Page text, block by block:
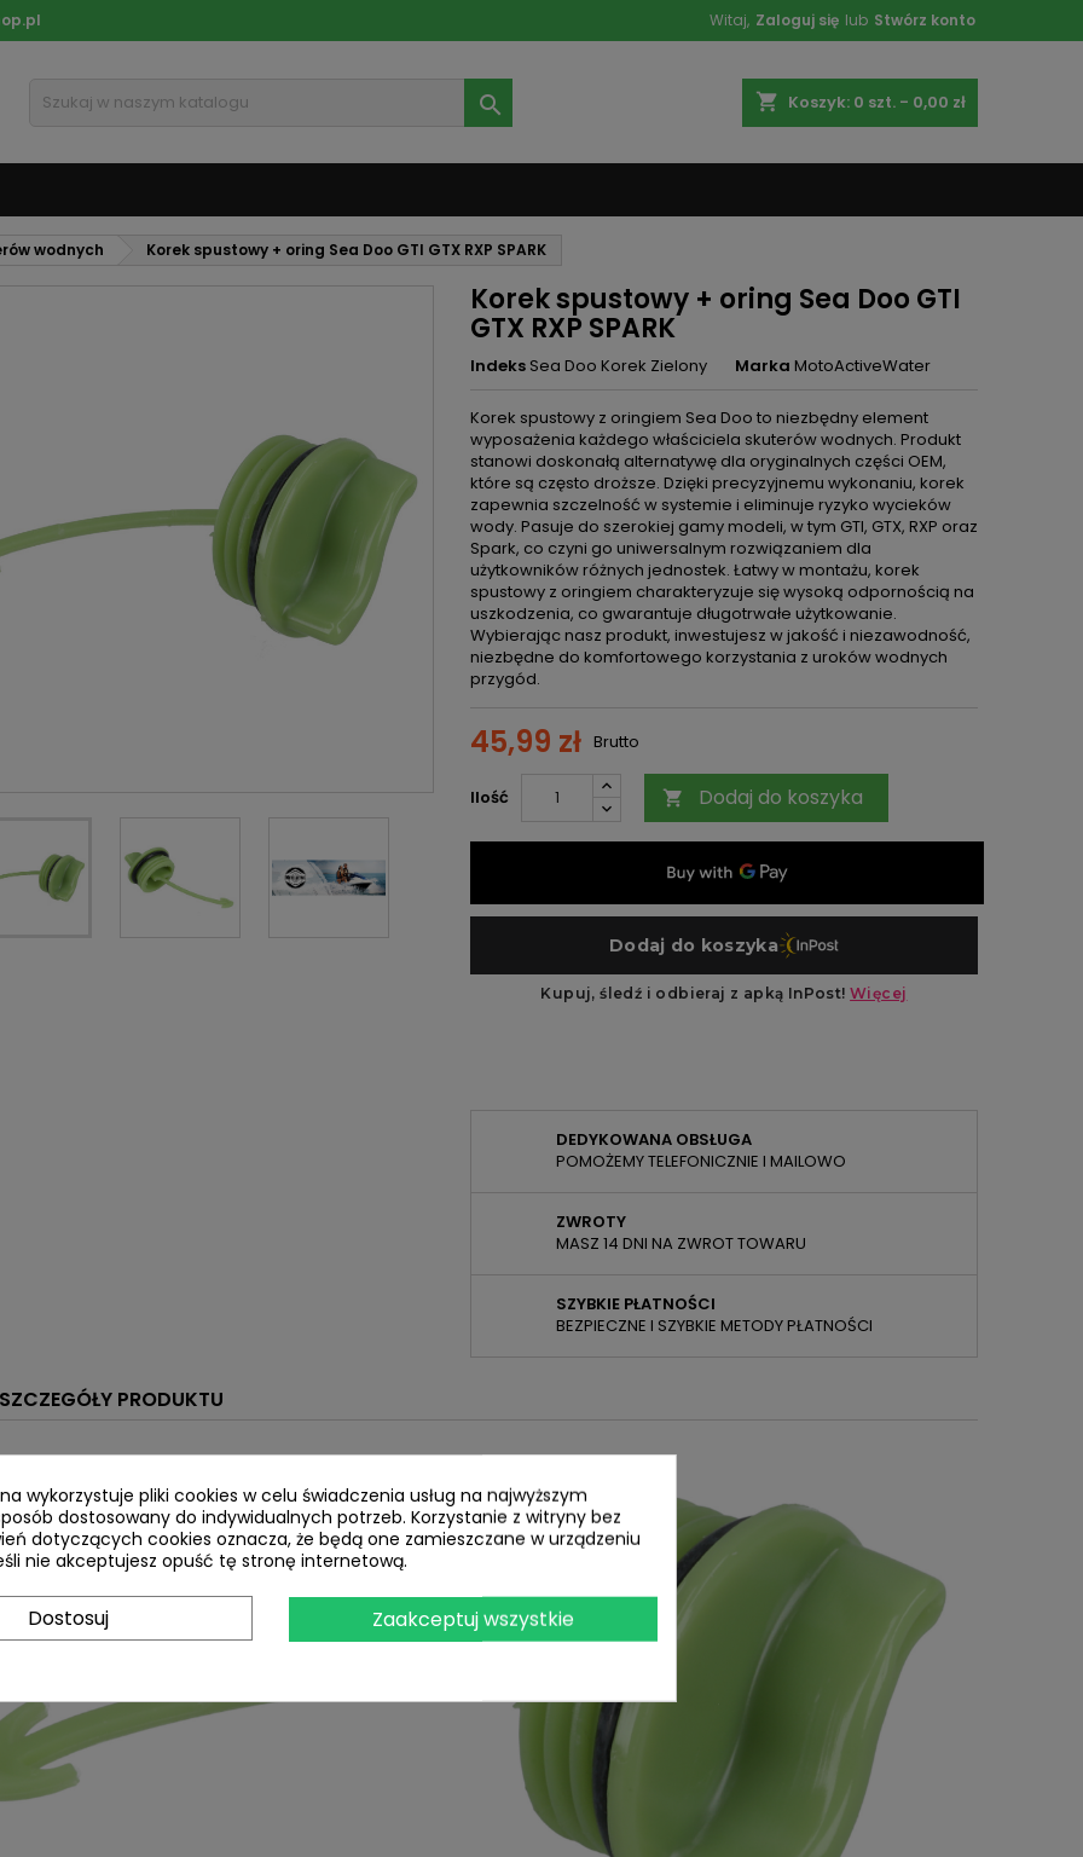
Witaj, Zaloguj się lub Stwórz konto
shopping_cart Koszyk: 0 szt. - 0,00 zł

wodnych Korek spustowy + oring Sea Doo GTI GTX RXP SPARK
Korek spustowy + oring Sea Doo GTI
GTX RXP SPARK
Indeks Sea Doo Korek Zielony Marka MotoActiveWater
Korek spustowy z oringiem Sea Doo to niezbędny element
wyposażenia każdego właściciela skuterów wodnych. Produkt
stanowi doskonałą alternatywę dla oryginalnych części OEM,
które są często droższe. Dzięki precyzyjnemu wykonaniu, korek
zapewnia szczelność w systemie i eliminuje ryzyko wycieków
wody. Pasuje do szerokiej gamy modeli, w tym GTI, GTX, RXP oraz
Spark, co czyni go uniwersalnym rozwiązaniem dla
użytkowników różnych jednostek. Łatwy w montażu, korek
spustowy z oringiem charakteryzuje się wysoką odpornością na
uszkodzenia, co gwarantuje długotrwałe użytkowanie.
Wybierając nasz produkt, inwestujesz w jakość i niezawodność,
niezbędne do komfortowego korzystania z uroków wodnych
przygód.
45,99 zł Brutto
Ilość  Dodaj do koszyka
DEDYKOWANA OBSŁUGA
POMOŻEMY TELEFONICZNIE I MAILOWO
ZWROTY
MASZ 14 DNI NA ZWROT TOWARU
SZYBKIE PŁATNOŚCI
BEZPIECZNE I SZYBKIE METODY PŁATNOŚCI
SZCZEGÓŁY PRODUKTU
wykorzystuje pliki cookies w celu świadczenia usług na najwyższym
dostosowany do indywidualnych potrzeb. Korzystanie z witryny bez
dotyczących cookies oznacza, że będą one zamieszczane w urządzeniu
nie akceptujesz opuść tę stronę internetową.
Dostosuj Zaakceptuj wszystkie